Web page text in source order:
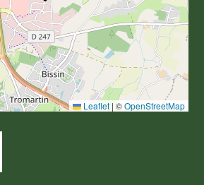
Leaflet | ©OpenStreetMap